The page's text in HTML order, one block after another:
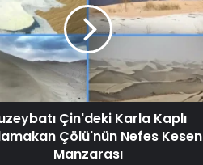
Çin'deki Karla Kaplı
Çölü'nün Nefes Kesen
Manzarası